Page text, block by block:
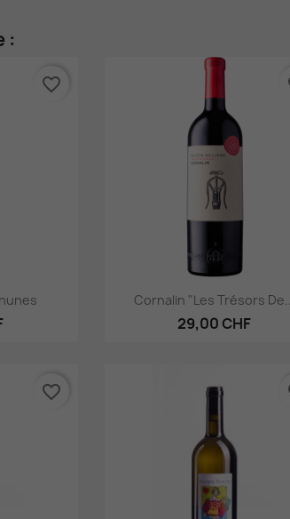
:
favorite_border
Aperçu rapide
Cornalin "Les Trésors De...
29,00 CHF
favorite_border